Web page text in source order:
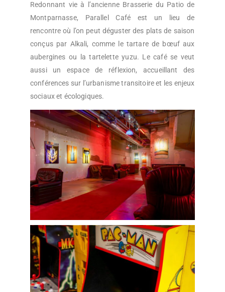
Redonnant vie à l’ancienne Brasserie du Patio de
Montparnasse, Parallel Café est un lieu de
rencontre où l’on peut déguster des plats de saison
conçus par Alkali, comme le tartare de bœuf aux
aubergines ou la tartelette yuzu. Le café se veut
aussi un espace de réflexion, accueillant des
conférences sur l’urbanisme transitoire et les enjeux
sociaux et écologiques.